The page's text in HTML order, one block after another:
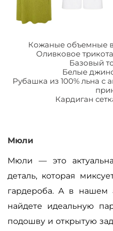
Кожаные объемные
Оливковое
Базовый
Белые
Рубашка из 100% льна с
Кардиган
Мюли
Мюли — это
деталь, которая
гардероба. А в нашем
найдете идеальную
подошву и открытую